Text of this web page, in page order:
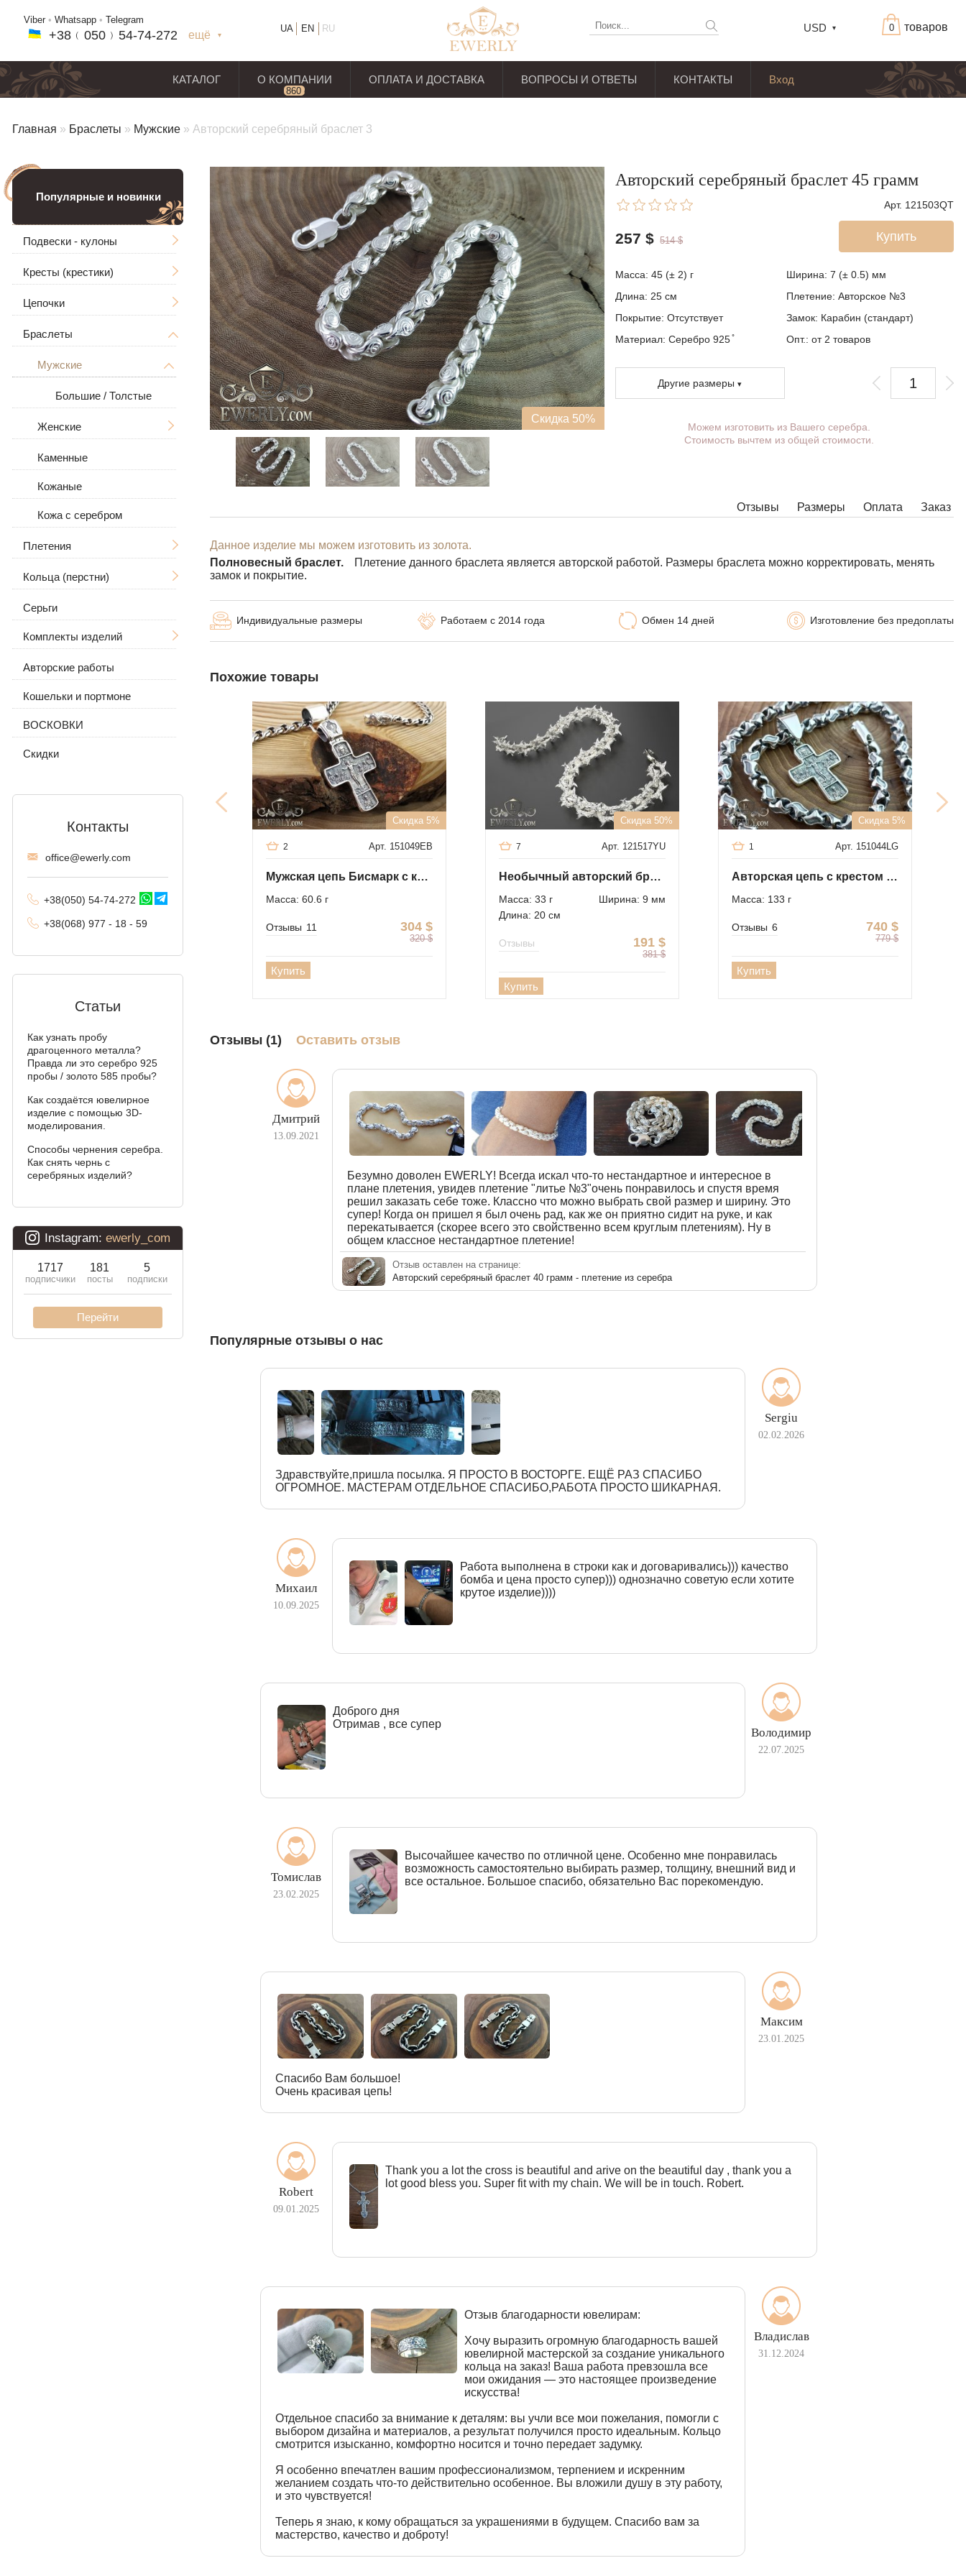
товаров
0
USD
Viber • Whatsapp • Telegram
+38﹙ 050 ﹚54-74-272 ещё
+38(068) 97
RU
UA EN
КАТАЛОГ О КОМПАНИИ
860 отзывов
ОПЛАТА И ДОСТАВКА ВОПРОСЫ И ОТВЕТЫ КОНТАКТЫ Вход
Главная » Браслеты » Мужские » Авторский серебряный браслет 3
Популярные и новинки
Подвески - кулоны
Мужские
Большие
Ладанки
Дерево Жизни
Знаки зодиака
В виде собаки
Кресты (крестики)
Без распятия
С распятием
Мужские
Большие
Женские
Цепочки
Мужские
Большие / Толстые
Женские
Браслеты
Мужские
Большие / Толстые
Женские
С камнями
Каменные
Кожаные
Кожа с серебром
Плетения
Ручная вязка
Рамзес
Бисмарк
Якорное (якорь) с
гранями
Панцирное (Панцирь)
Византийское
(Валькирия, Малайзия)
якорное
Трактор (двойное
панцирное)
Фантом (Рамзес и
Колос
Мальвина
Арабский бисмарк с
камнями
Фараон (двойное
якорное)
Давид
Двойной ручеёк (чайка)
Десятка (двойное
Кардинал (Питон,
Итальянка)
Литьё
Кольца (перстни)
Мужские
С черепом
С волком
С камнями
Без камней
Женские
С камнями
Без камней
Серьги
Комплекты изделий
Серьги и кольцо
Цепочка с подвеской
Авторские работы
Кошельки и портмоне
ВОСКОВКИ
Скидки
Контакты
office@ewerly.com
+38(050) 54-74-272
+38(068) 977 - 18 - 59
Статьи
Как узнать пробу
драгоценного металла?
Правда ли это серебро 925
пробы / золото 585 пробы?
Как создаётся ювелирное
изделие с помощью 3D-
моделирования.
Способы чернения серебра.
Как снять чернь с
серебряных изделий?
Скидка 50%
Авторский серебряный браслет 45 грамм
Арт. 121503QT
Купить
257 $ 514 $
Масса:45 (± 2) г Ширина:7 (± 0.5) мм
Длина: 25 см Плетение:Авторское №3
Покрытие:Отсутствует Замок: Карабин (стандарт)
Материал: Серебро 925 ̊
Опт.: от 2 товаров
Другие размеры
Вы можете выбрать покрытие, массу,
длину, ширину, замок.
Можем изготовить из Вашего серебра.
Стоимость вычтем из общей стоимости.
Отзывы Заказ
Оплата
Размеры
Данное изделие мы можем изготовить из золота.
Полновесный браслет.
Плетение данного браслета является авторской работой. Размеры браслета можно корректировать, менять
замок и покрытие.
Обмен 14 дней Изготовление без предоплаты
Индивидуальные размеры Работаем с 2014 года
Похожие товары
Скидка 5%
Арт. 151049EB
2
Мужская цепь Бисмарк с крестом из серебра
Масса: 60.6 г
304 $
320 $
Отзывы 11
Купить
Скидка 50%
Арт. 121517YU
7
Необычный авторский браслет из серебра
Масса: 33 г
Ширина: 9 мм
Длина: 20 см
191 $
381 $
Отзывы
Купить
Скидка 5%
Арт. 151044LG
1
Авторская цепь с крестом из серебра
Масса: 133 г
740 $
779 $
Отзывы 6
Купить
Отзывы (1) Оставить отзыв
Дмитрий
13.09.2021
Безумно доволен EWERLY! Всегда искал что-то нестандартное и интересное в
плане плетения, увидев плетение "литье №3"очень понравилось и спустя время
решил заказать себе тоже. Классно что можно выбрать свой размер и ширину. Это
супер! Когда он пришел я был очень рад, как же он приятно сидит на руке, и как
перекатывается (скорее всего это свойственно всем круглым плетениям). Ну в
общем классное нестандартное плетение!
Отзыв оставлен на странице:
Авторский серебряный браслет 40 грамм - плетение из серебра
Популярные отзывы о нас
Sergiu
02.02.2026
Здравствуйте,пришла посылка. Я ПРОСТО В ВОСТОРГЕ. ЕЩЁ РАЗ СПАСИБО
ОГРОМНОЕ. МАСТЕРАМ ОТДЕЛЬНОЕ СПАСИБО,РАБОТА ПРОСТО ШИКАРНАЯ.
Михаил
10.09.2025
Работа выполнена в строки как и договаривались))) качество
бомба и цена просто супер))) однозначно советую если хотите
крутое изделие))))
Володимир
22.07.2025
Доброго дня
Отримав , все супер
Томислав
23.02.2025
Высочайшее качество по отличной цене. Особенно мне понравилась
возможность самостоятельно выбирать размер, толщину, внешний вид и
все остальное. Большое спасибо, обязательно Вас порекомендую.
Максим
23.01.2025
Спасибо Вам большое!
Очень красивая цепь!
Robert
09.01.2025
Тhank you a lot the cross is beautiful and arive on the beautiful day , thank you a
lot good bless you. Super fit with my chain. We will be in touch. Robert.
Владислав
31.12.2024
Отзыв благодарности ювелирам:
Хочу выразить огромную благодарность вашей
ювелирной мастерской за создание уникального
кольца на заказ! Ваша работа превзошла все
мои ожидания — это настоящее произведение
искусства!
Отдельное спасибо за внимание к деталям: вы учли все мои пожелания, помогли с
выбором дизайна и материалов, а результат получился просто идеальным. Кольцо
смотрится изысканно, комфортно носится и точно передает задумку.
Я особенно впечатлен вашим профессионализмом, терпением и искренним
желанием создать что-то действительно особенное. Вы вложили душу в эту работу,
и это чувствуется!
Теперь я знаю, к кому обращаться за украшениями в будущем. Спасибо вам за
мастерство, качество и доброту!